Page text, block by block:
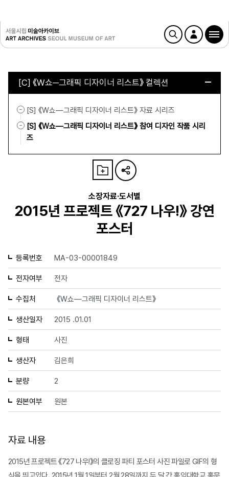
[C] 《W쇼─그래픽 디자이너 리스트》 컬렉션
[S] 《W쇼—그래픽 디자이너 리스트》 자료 시리즈
[S] 《W쇼—그래픽 디자이너 리스트》 참여 디자인 작품 시리
즈
소장자료·도서별
2015년 프로젝트 《727 나우!》 강연
포스터
등록번호 MA-03-00001849
전자여부 전자
수집처 《W쇼—그래픽 디자이너 리스트》
생산일자 2015 .01.01
형태 사진
생산자 김은희
분량 2
원본여부 원본
자료 내용
2015년 프로젝트 《727 나우!》의 클로징 파티 포스터 사진 파일로 GIF의 형